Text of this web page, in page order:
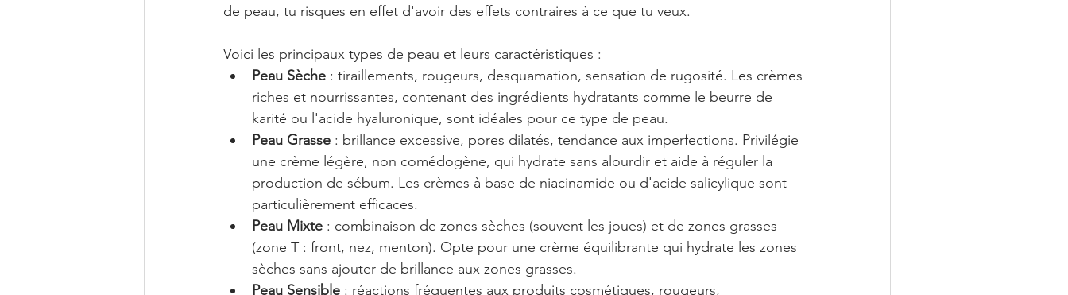
de peau, tu risques en effet d'avoir des effets contraires à ce que tu veux.
Voici les principaux types de peau et leurs caractéristiques :
Peau Sèche : tiraillements, rougeurs, desquamation, sensation de rugosité. Les crèmes
riches et nourrissantes, contenant des ingrédients hydratants comme le beurre de
karité ou l'acide hyaluronique, sont idéales pour ce type de peau.
Peau Grasse : brillance excessive, pores dilatés, tendance aux imperfections. Privilégie
une crème légère, non comédogène, qui hydrate sans alourdir et aide à réguler la
production de sébum. Les crèmes à base de niacinamide ou d'acide salicylique sont
particulièrement efficaces.
Peau Mixte : combinaison de zones sèches (souvent les joues) et de zones grasses
(zone T : front, nez, menton). Opte pour une crème équilibrante qui hydrate les zones
sèches sans ajouter de brillance aux zones grasses.
Peau Sensible : réactions fréquentes aux produits cosmétiques, rougeurs,